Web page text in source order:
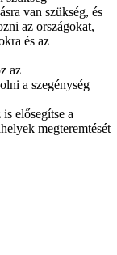
van szükség, és
az országokat,
és az
az
a szegénység
elősegítse a
megteremtését